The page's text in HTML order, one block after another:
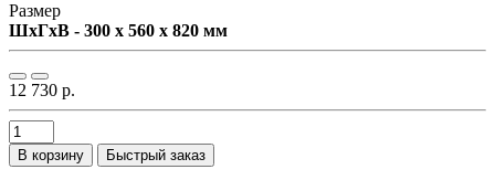
Размер
ШxГxВ - 300 x 560 x 820 мм
12 730 р.
В корзину Быстрый заказ